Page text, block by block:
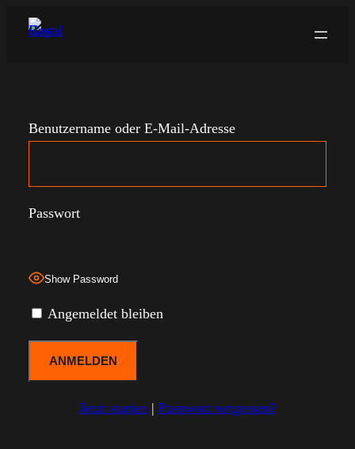
Zum
Benutzername oder E-Mail-Adresse
Passwort
Show Password
Angemeldet bleiben
Jetzt starten| Passwort vergessen?